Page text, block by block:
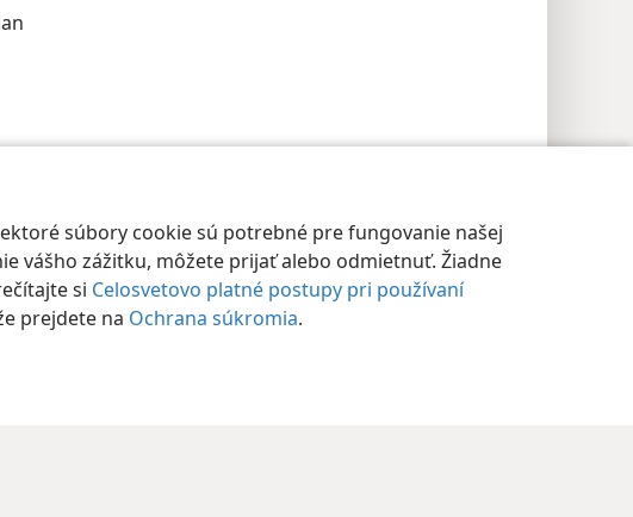
súbory cookie sú potrebné pre fungovanie našej
vášho zážitku, môžete prijať alebo odmietnuť. Žiadne
si Celosvetovo platné postupy pri používaní
prejdete na Ochrana súkromia.